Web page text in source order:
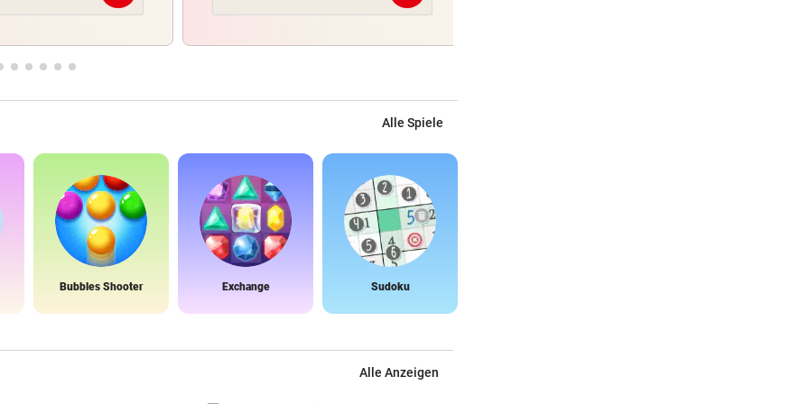
Alle Spiele
Bubbles Shooter Exchange Sudoku
Alle Anzeigen